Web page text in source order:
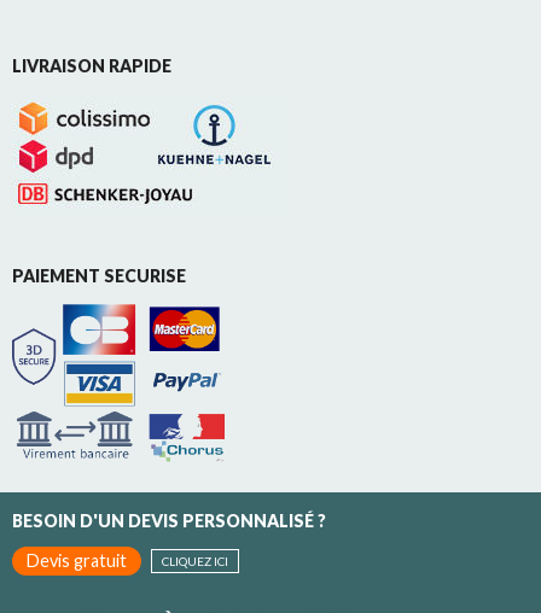
LIVRAISON RAPIDE
PAIEMENT SECURISE
BESOIN D'UN DEVIS PERSONNALISÉ ?
Devis gratuit
CLIQUEZ ICI